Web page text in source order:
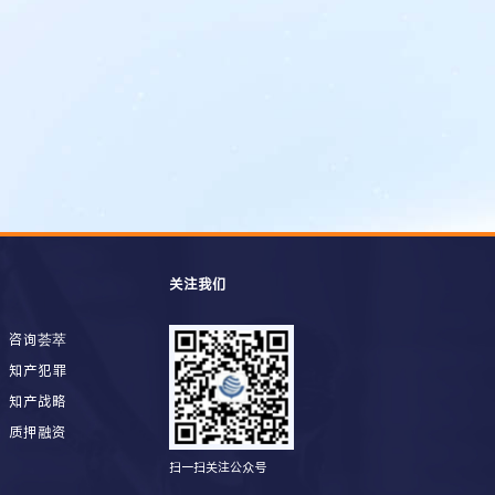
咨询荟萃
知产犯罪
知产战略
质押融资
关注我们
扫一扫关注公众号